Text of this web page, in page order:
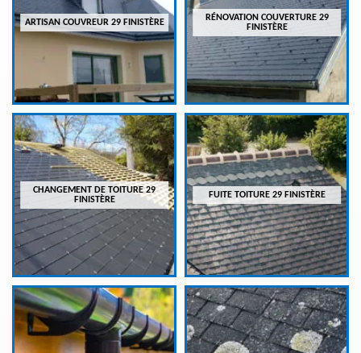
ARTISAN COUVREUR 29 FINISTÈRE
RÉNOVATION COUVERTURE 29
FINISTÈRE
CHANGEMENT DE TOITURE 29
FINISTÈRE
FUITE TOITURE 29 FINISTÈRE